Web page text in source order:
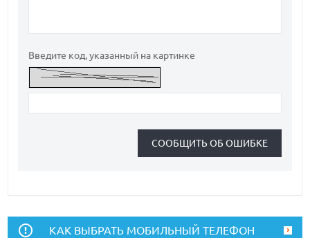
Введите код, указанный на картинке
КАК ВЫБРАТЬ МОБИЛЬНЫЙ ТЕЛЕФОН